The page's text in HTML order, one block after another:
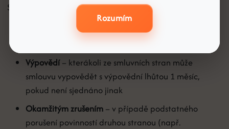
Smluvní vztah může být ukončen:
– smluvní strany se mohou kdykoliv
dohodnout na ukončení smlouvy
Výpovědí– kterákoli ze smluvních stran může
smlouvu vypovědět s výpovědní lhůtou 1 měsíc,
pokud není sjednáno jinak
Okamžitým zrušením– v případě podstatného
porušení povinností druhou stranou (např.
Rozumím